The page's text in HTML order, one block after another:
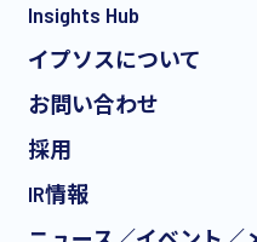
Insights Hub
イプソスについて
お問い合わせ
採用
IR情報